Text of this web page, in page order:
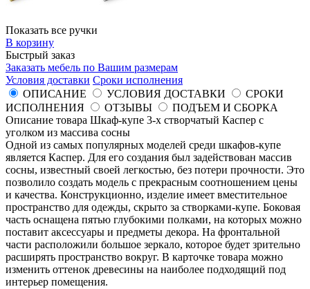
Показать все ручки
В корзину
Быстрый заказ
Заказать мебель по Вашим размерам
Условия доставки Сроки исполнения
ОПИСАНИЕ
УСЛОВИЯ ДОСТАВКИ
СРОКИ
ИСПОЛНЕНИЯ
ОТЗЫВЫ
ПОДЪЕМ И СБОРКА
Описание товара Шкаф-купе 3-х створчатый Каспер с
уголком из массива сосны
Одной из самых популярных моделей среди шкафов-купе
является Каспер. Для его создания был задействован массив
сосны, известный своей легкостью, без потери прочности. Это
позволило создать модель с прекрасным соотношением цены
и качества. Конструкционно, изделие имеет вместительное
пространство для одежды, скрыто за створками-купе. Боковая
часть оснащена пятью глубокими полками, на которых можно
поставит аксессуары и предметы декора. На фронтальной
части расположили большое зеркало, которое будет зрительно
расширять пространство вокруг. В карточке товара можно
изменить оттенок древесины на наиболее подходящий под
интерьер помещения.